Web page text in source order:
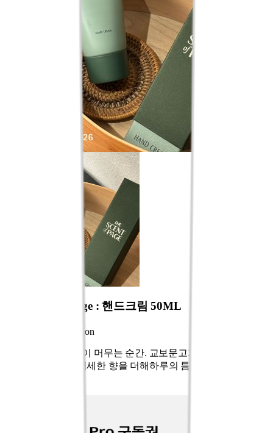
The Scent of Page : 핸드크림 50ML
Find Your Inspiration
책을 읽는 시간, 향이 머무는 순간. 교보문고가 제안하는 독서
의 시간에히비의 섬세한 향을 더해하루의 틈, 깊은 쉼표를 선물